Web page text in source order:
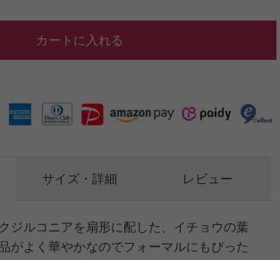
カートに入れる
ジルコニアを扇形に配した、イチョウの葉
がよく華やかなのでフォーマルにもぴった
サイズ・詳細 レビュー